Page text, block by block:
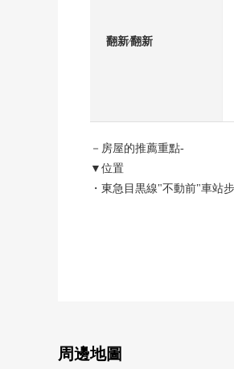
翻新⁄翻新
－房屋的推薦重點-
▼位置
・東急目黒線"不動前"車站
周邊地圖